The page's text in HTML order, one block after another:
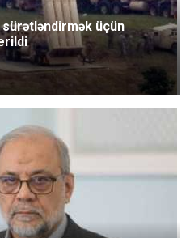
sürətləndirmək üçün